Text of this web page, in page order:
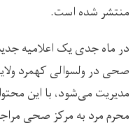
منتشر شده است.
در ماه جدی یک اعلامیه
صحی در ولسوالی کهمرد
مدیریت می‌شود، با این
محرم مرد به مرکز صحی